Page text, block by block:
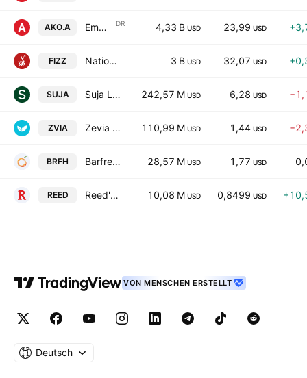
AKO.A Embotelladora Andina S.A. Sponsored ADR Pfd Class A DR 4,33 B USD 23,99 USD
FIZZ National Beverage Corp. 3 B USD 32,07 USD
SUJA Suja Life, Inc. Class A 242,57 M USD 6,28 USD
ZVIA Zevia PBC Class A 110,99 M USD 1,44 USD
BRFH Barfresh Food Group Inc. 28,57 M USD 1,77 USD
REED Reed's, Inc. 10,08 M USD 0,8499 USD
VON MENSCHEN ERSTELLT
Deutsch